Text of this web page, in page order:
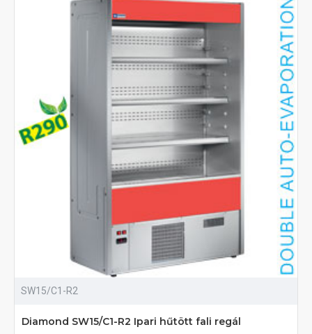
SW15/C1-R2
Diamond SW15/C1-R2 Ipari hűtött fali regál